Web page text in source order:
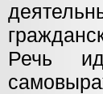
Речь